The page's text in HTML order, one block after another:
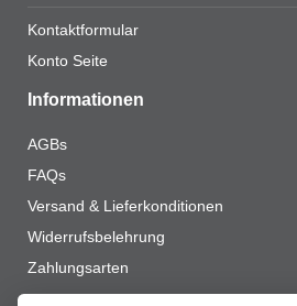
Name, E-Mail-Adresse und
Browser für meinen nächsten
Kontaktformular
Konto Seite
Informationen
AGBs
FAQs
Versand & Lieferkonditionen
Widerrufsbelehrung
Zahlungsarten